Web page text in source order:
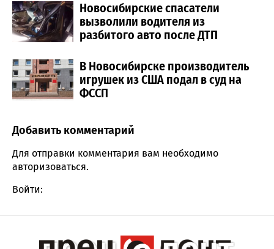
Новосибирские спасатели
вызволили водителя из
разбитого авто после ДТП
В Новосибирске производитель
игрушек из США подал в суд на
ФССП
Comment section
Добавить комментарий
Для отправки комментария вам необходимо
авторизоваться.
Войти: